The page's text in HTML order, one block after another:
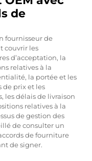
de
fournisseur de
couvrir les
d’acceptation, la
relatives à la
la portée et les
de prix et les
les délais de livraison
relatives à la
de gestion des
de consulter un
de fourniture
de signer.